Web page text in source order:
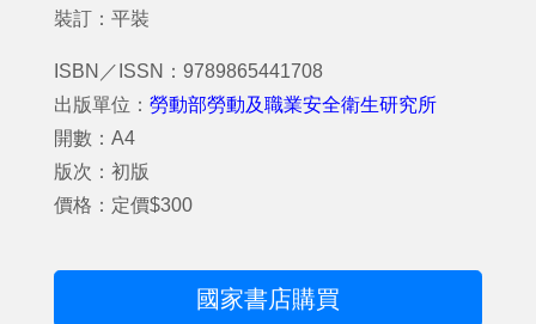
裝訂：平裝
ISBN／ISSN：9789865441708
出版單位： 勞動部勞動及職業安全衛生研究所
開數：A4
版次：初版
價格：定價$300
國家書店購買